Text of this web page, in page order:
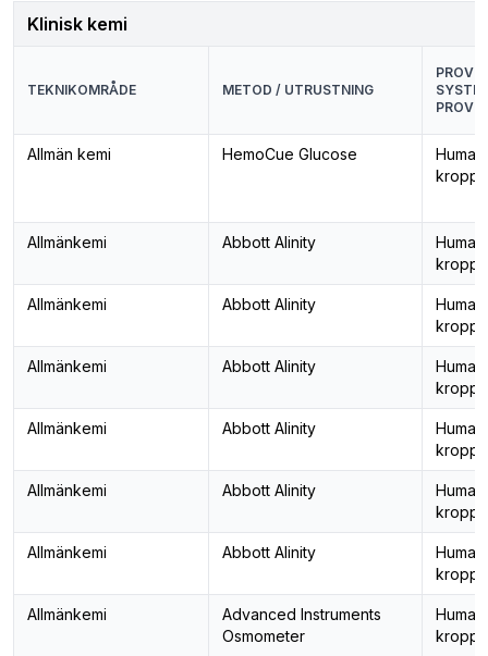
Klinisk kemi
TEKNIKOMRÅDE METOD / UTRUSTNING
Allmän kemi HemoCue Glucose
Allmänkemi Abbott Alinity
Allmänkemi Abbott Alinity
Allmänkemi Abbott Alinity
Allmänkemi Abbott Alinity
Allmänkemi Abbott Alinity
Allmänkemi Abbott Alinity
Allmänkemi
Advanced Instruments
Osmometer